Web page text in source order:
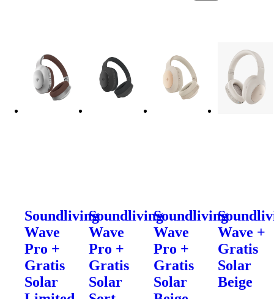
Soundliving
Wave
Pro +
Gratis
Solar
Soundliving
Wave
Pro +
Gratis
Solar
Soundliving
Wave
Pro +
Gratis
Solar
Wave +
Gratis
Solar
Beige